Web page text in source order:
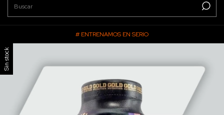
# ENTRENAMOS EN SERIO
Sin stock